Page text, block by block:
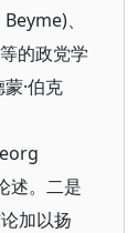
、
的政党学
·伯克
述。二是
加以扬